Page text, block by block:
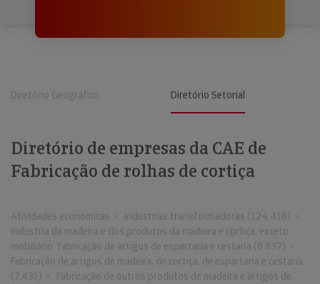
Diretório Geográfico Diretório Setorial
Diretório de empresas da CAE de
Fabricação de rolhas de cortiça
Atividades económicas
Indústrias transformadoras (124.416)
Indústria da madeira e dos produtos da madeira e cortiça, exceto
mobiliário, fabricação de artigos de espartaria e cestaria (8.837)
Fabricação de artigos de madeira, de cortiça, de espartaria e cestaria
(7.431)
Fabricação de outros produtos de madeira e artigos de